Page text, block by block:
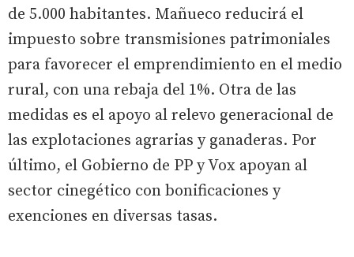
de 5.000 habitantes. Mañueco reducirá el
impuesto sobre transmisiones patrimoniales
para favorecer el emprendimiento en el medio
rural, con una rebaja del 1%. Otra de las
medidas es el apoyo al relevo generacional de
las explotaciones agrarias y ganaderas. Por
último, el Gobierno de PP y Vox apoyan al
sector cinegético con bonificaciones y
exenciones en diversas tasas.